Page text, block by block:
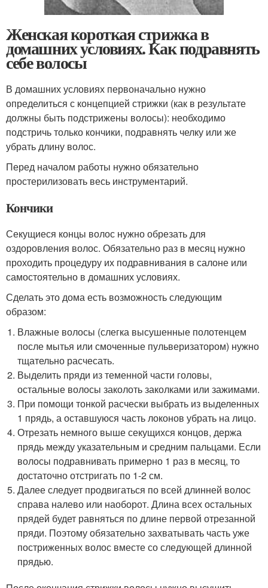
Женская короткая стрижка в
домашних условиях. Как подравнять
себе волосы
В домашних условиях первоначально нужно
определиться с концепцией стрижки (как в результате
должны быть подстрижены волосы): необходимо
подстричь только кончики, подравнять челку или же
убрать длину волос.
Перед началом работы нужно обязательно
простерилизовать весь инструментарий.
Кончики
Секущиеся концы волос нужно обрезать для
оздоровления волос. Обязательно раз в месяц нужно
проходить процедуру их подравнивания в салоне или
самостоятельно в домашних условиях.
Сделать это дома есть возможность следующим
образом:
Влажные волосы (слегка высушенные полотенцем
после мытья или смоченные пульверизатором) нужно
тщательно расчесать.
Выделить пряди из теменной части головы,
остальные волосы заколоть заколками или зажимами.
При помощи тонкой расчески выбрать из выделенных
1 прядь, а оставшуюся часть локонов убрать на лицо.
Отрезать немного выше секущихся концов, держа
прядь между указательным и средним пальцами. Если
волосы подравнивать примерно 1 раз в месяц, то
достаточно отстригать по 1-2 см.
Далее следует продвигаться по всей длинней волос
справа налево или наоборот. Длина всех остальных
прядей будет равняться по длине первой отрезанной
пряди. Поэтому обязательно захватывать часть уже
постриженных волос вместе со следующей длинной
прядью.